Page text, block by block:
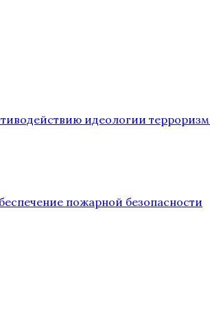
идеологии
пожарной безопасности